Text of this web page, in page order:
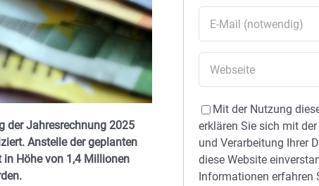
der Jahresrechnung 2025
Anstelle der geplanten
Höhe von 1,4 Millionen
Mit der Nutzung
erklären Sie sich mit
und Verarbeitung Ihrer
diese Website
Informationen erfahren